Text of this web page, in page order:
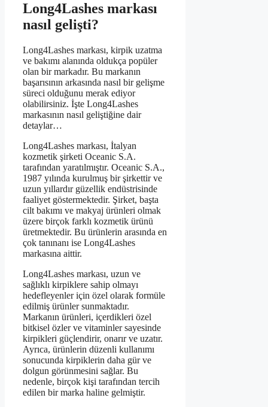
Long4Lashes markası
nasıl gelişti?
Long4Lashes markası, kirpik uzatma
ve bakımı alanında oldukça popüler
olan bir markadır. Bu markanın
başarısının arkasında nasıl bir gelişme
süreci olduğunu merak ediyor
olabilirsiniz. İşte Long4Lashes
markasının nasıl geliştiğine dair
detaylar…
Long4Lashes markası, İtalyan
kozmetik şirketi Oceanic S.A.
tarafından yaratılmıştır. Oceanic S.A.,
1987 yılında kurulmuş bir şirkettir ve
uzun yıllardır güzellik endüstrisinde
faaliyet göstermektedir. Şirket, başta
cilt bakımı ve makyaj ürünleri olmak
üzere birçok farklı kozmetik ürünü
üretmektedir. Bu ürünlerin arasında en
çok tanınanı ise Long4Lashes
markasına aittir.
Long4Lashes markası, uzun ve
sağlıklı kirpiklere sahip olmayı
hedefleyenler için özel olarak formüle
edilmiş ürünler sunmaktadır.
Markanın ürünleri, içerdikleri özel
bitkisel özler ve vitaminler sayesinde
kirpikleri güçlendirir, onarır ve uzatır.
Ayrıca, ürünlerin düzenli kullanımı
sonucunda kirpiklerin daha gür ve
dolgun görünmesini sağlar. Bu
nedenle, birçok kişi tarafından tercih
edilen bir marka haline gelmiştir.